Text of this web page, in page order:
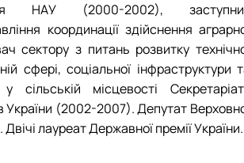
НАУ (2000-2002),
координації здійснення
сектору з питань розвитку
сфері, соціальної інфраструктури
сільській місцевості
України (2002-2007). Депутат
лауреат Державної премії України.